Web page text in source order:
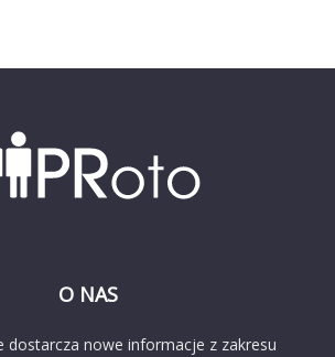
O NAS
dostarcza nowe informacje z zakresu